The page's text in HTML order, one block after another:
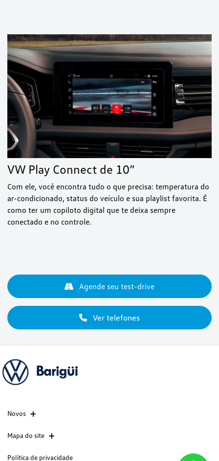
VW Play Connect de 10”
Com ele, você encontra tudo o que precisa: temperatura do
ar-condicionado, status do veículo e sua playlist favorita. É
como ter um copiloto digital que te deixa sempre
conectado e no controle.
Ver telefones
Agende seu test-drive
Novos
Mapa do site
Política de privacidade